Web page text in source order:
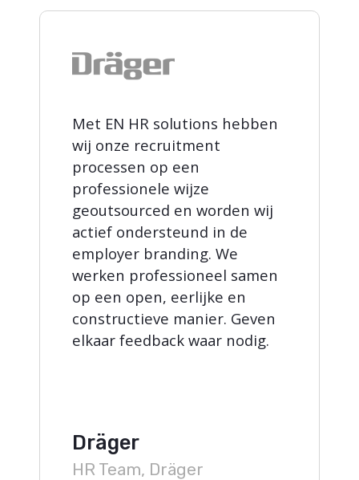
Met EN HR solutions hebben
wij onze recruitment
processen op een
professionele wijze
geoutsourced en worden wij
actief ondersteund in de
employer branding. We
werken professioneel samen
op een open, eerlijke en
constructieve manier. Geven
elkaar feedback waar nodig.
Dräger
HR Team, Dräger